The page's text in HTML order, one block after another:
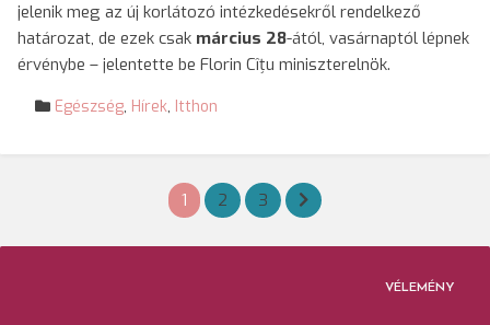
jelenik meg az új korlátozó intézkedésekről rendelkező
határozat, de ezek csak március 28-ától, vasárnaptól lépnek
érvénybe – jelentette be Florin Cîțu miniszterelnök.
Egészség, Hírek, Itthon
Bejegyzések
lapozása
1 2 3
VÉLEMÉNY